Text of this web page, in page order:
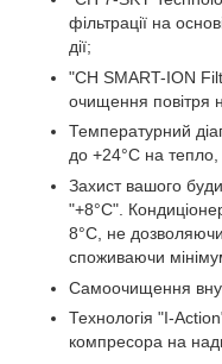
фільтрації на
дії;
"CH SMART-ION
очищення повітря
Температурний
до +24°C на
Захист вашого
"+8°C".
8°C, не
споживаючи
Самоочищення
Технологія "I-
компресора на